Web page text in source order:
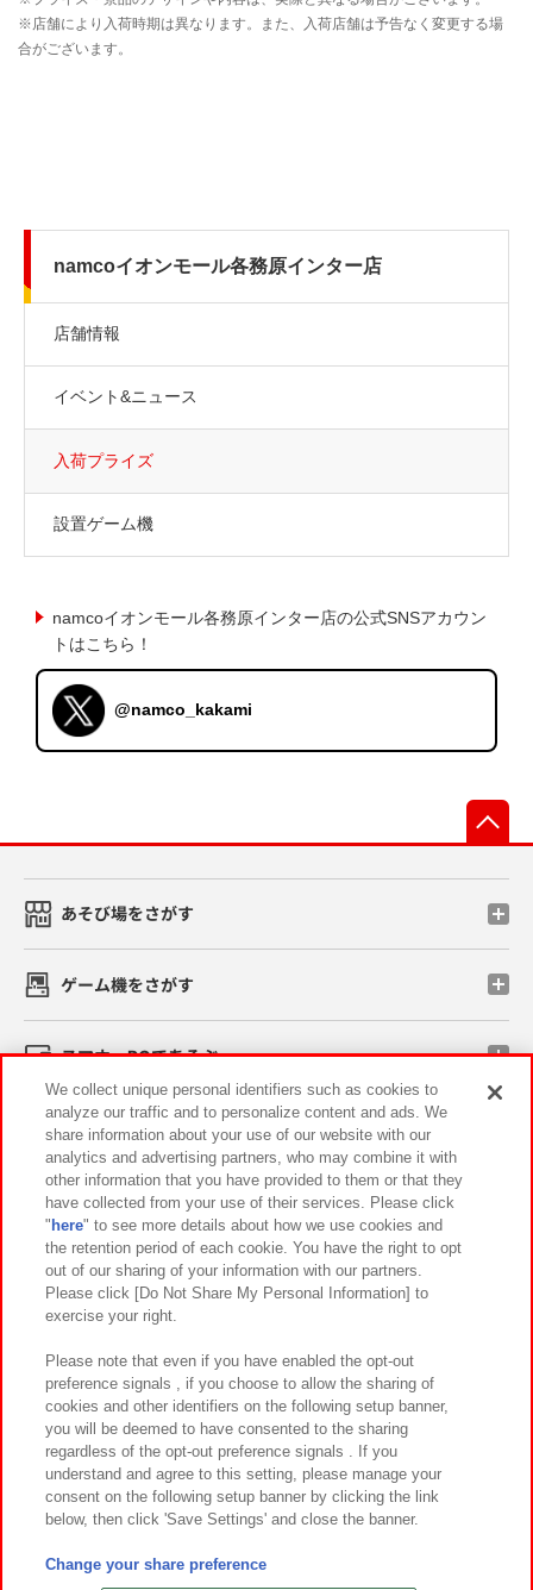
namcoイオンモール各務原インター店
店舗情報
イベント&ニュース
入荷プライズ
設置ゲーム機
namcoイオンモール各務原インター店の公式SNSアカウン
トはこちら！
@namco_kakami
あそび場をさがす
ゲーム機をさがす
スマホ・PCであそぶ
イベント・キャンペーン
関連会社 サステナビリティ サイトポリシー
プライバシーポリシー ウェブアクセシビリティ方針と検証結果
お取引先さまとともに
カスタマーハラスメント対応方針 よくあるご質問・お問い合わせ
©Bandai Namco Amusement Inc.
©Bandai Namco Amusement Lab Inc.
We collect unique personal identifiers such as cookies to
analyze our traffic and to personalize content and ads. We
share information about your use of our website with our
analytics and advertising partners, who may combine it with
other information that you have provided to them or that they
have collected from your use of their services. Please click
" here" to see more details about how we use cookies and
the retention period of each cookie. You have the right to opt
out of our sharing of your information with our partners.
Please click [Do Not Share My Personal Information] to
exercise your right.
Please note that even if you have enabled the opt-out
preference signals , if you choose to allow the sharing of
cookies and other identifiers on the following setup banner,
you will be deemed to have consented to the sharing
regardless of the opt-out preference signals . If you
understand and agree to this setting, please manage your
consent on the following setup banner by clicking the link
below, then click 'Save Settings' and close the banner.
Change your share preference